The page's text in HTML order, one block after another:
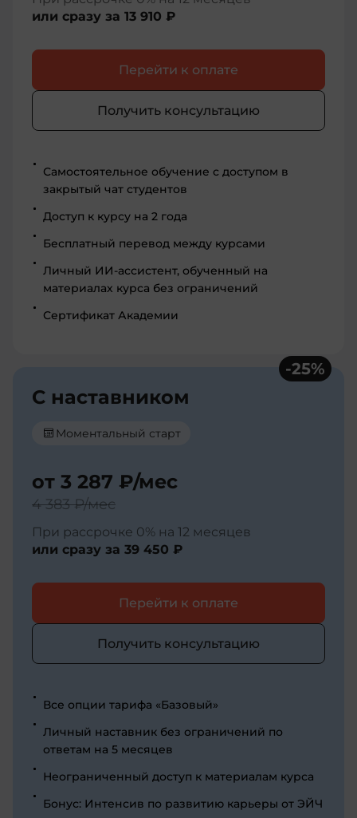
или сразу за 13 910 ₽
Перейти к оплате
Получить консультацию
Самостоятельное обучение с доступом в
закрытый чат студентов
Доступ к курсу на 2 года
Бесплатный перевод между курсами
Личный ИИ-ассистент, обученный на
материалах курса без ограничений
Сертификат Академии
-25%
С наставником
Моментальный старт
от 3 287 ₽/мес
4 383 ₽/мес
При рассрочке 0% на 12 месяцев
или сразу за 39 450 ₽
Перейти к оплате
Получить консультацию
Все опции тарифа «Базовый»
Личный наставник без ограничений по
ответам на 5 месяцев
Неограниченный доступ к материалам курса
Бонус: Интенсив по развитию карьеры от ЭЙЧ